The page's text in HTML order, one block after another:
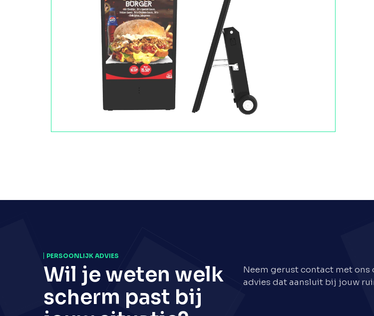
PERSOONLIJK ADVIES
Wil je weten welk
scherm past bij
Neem gerust contact met ons
advies dat aansluit bij jouw